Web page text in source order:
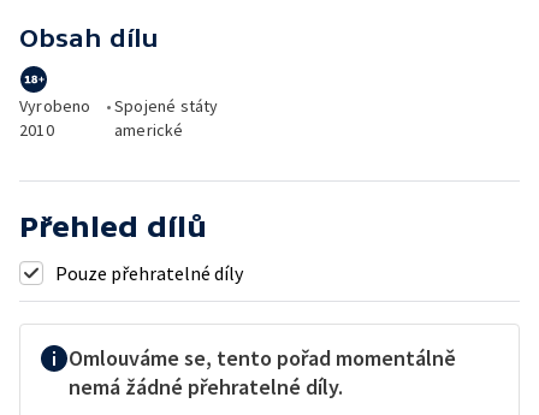
Obsah dílu
Vyrobeno
2010
•Spojené státy
americké
Přehled dílů
Pouze přehratelné díly
Omlouváme se, tento pořad momentálně
nemá žádné přehratelné díly.